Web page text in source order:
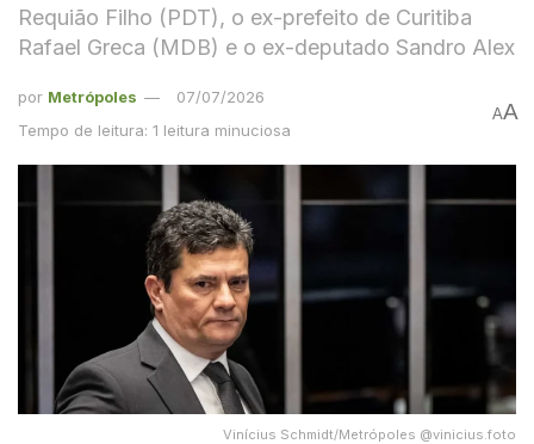
Requião Filho (PDT), o ex-prefeito de Curitiba
Rafael Greca (MDB) e o ex-deputado Sandro Alex
por Metrópoles
07/07/2026
Tempo de leitura: 1 leitura minuciosa
AA
Vinícius Schmidt/Metrópoles @vinicius.foto